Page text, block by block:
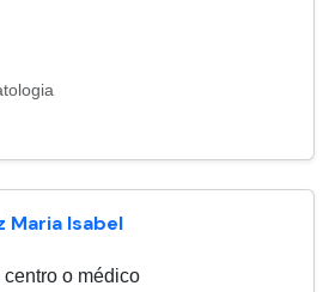
Maria Isabel
centro o médico